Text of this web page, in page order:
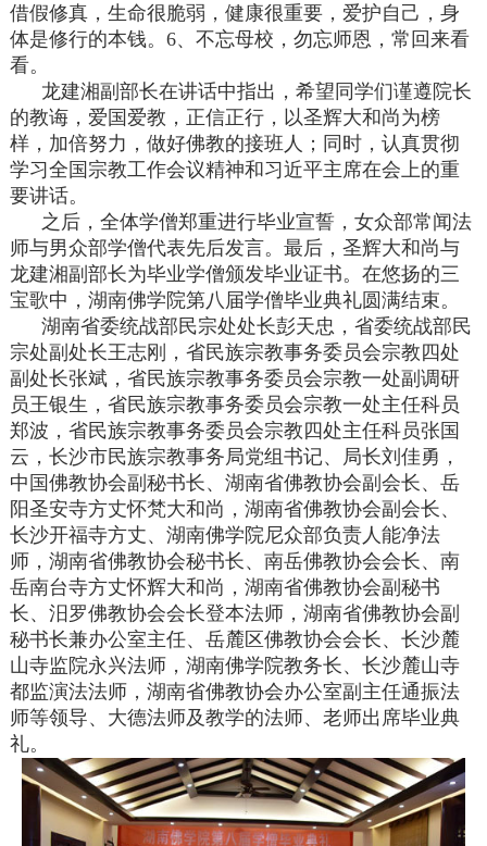
借假修真，生命很脆弱，健康很重要，爱护自己，身
体是修行的本钱。6、不忘母校，勿忘师恩，常回来看
看。
龙建湘副部长在讲话中指出，希望同学们谨遵院长
的教诲，爱国爱教，正信正行，以圣辉大和尚为榜
样，加倍努力，做好佛教的接班人；同时，认真贯彻
学习全国宗教工作会议精神和习近平主席在会上的重
要讲话。
之后，全体学僧郑重进行毕业宣誓，女众部常闻法
师与男众部学僧代表先后发言。最后，圣辉大和尚与
龙建湘副部长为毕业学僧颁发毕业证书。在悠扬的三
宝歌中，湖南佛学院第八届学僧毕业典礼圆满结束。
湖南省委统战部民宗处处长彭天忠，省委统战部民
宗处副处长王志刚，省民族宗教事务委员会宗教四处
副处长张斌，省民族宗教事务委员会宗教一处副调研
员王银生，省民族宗教事务委员会宗教一处主任科员
郑波，省民族宗教事务委员会宗教四处主任科员张国
云，长沙市民族宗教事务局党组书记、局长刘佳勇，
中国佛教协会副秘书长、湖南省佛教协会副会长、岳
阳圣安寺方丈怀梵大和尚，湖南省佛教协会副会长、
长沙开福寺方丈、湖南佛学院尼众部负责人能净法
师，湖南省佛教协会秘书长、南岳佛教协会会长、南
岳南台寺方丈怀辉大和尚，湖南省佛教协会副秘书
长、汨罗佛教协会会长登本法师，湖南省佛教协会副
秘书长兼办公室主任、岳麓区佛教协会会长、长沙麓
山寺监院永兴法师，湖南佛学院教务长、长沙麓山寺
都监演法法师，湖南省佛教协会办公室副主任通振法
师等领导、大德法师及教学的法师、老师出席毕业典
礼。